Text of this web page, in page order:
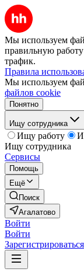
Мы используем
правильную работу
трафик.
Правила
Мы используем
файлов cookie
Понятно
Ищу сотрудника
Ищу работу
Ищу сотрудника
Сервисы
Помощь
Ещё
Поиск
Агалатово
Войти
Войти
Зарегистрироваться